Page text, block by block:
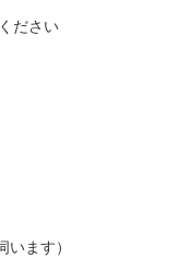
ださい
ます）